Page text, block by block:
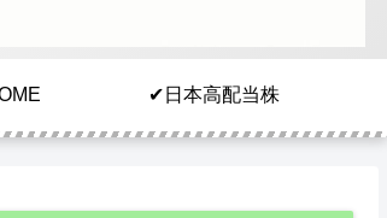
✔︎日本高配当株